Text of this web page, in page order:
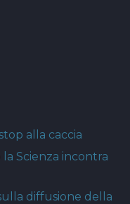
alla caccia
Scienza incontra
diffusione della